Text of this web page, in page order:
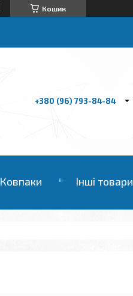
Кошик
+380 (96) 793-84-84
Ковпаки Інші товари